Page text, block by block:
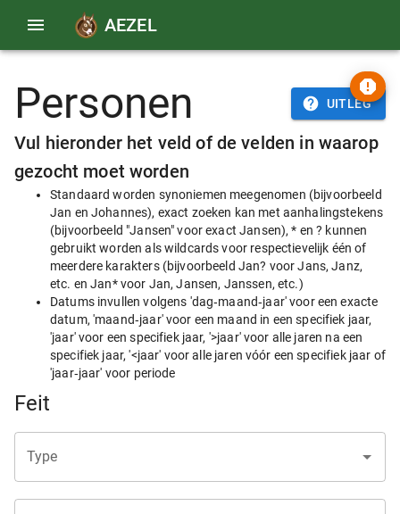
AEZEL
Personen UITLEG
Vul hieronder het veld of de velden in waarop
gezocht moet worden
Standaard worden synoniemen meegenomen (bijvoorbeeld
Jan en Johannes), exact zoeken kan met aanhalingstekens
(bijvoorbeeld "Jansen" voor exact Jansen), * en ? kunnen
gebruikt worden als wildcards voor respectievelijk één of
meerdere karakters (bijvoorbeeld Jan? voor Jans, Janz,
etc. en Jan* voor Jan, Jansen, Janssen, etc.)
Datums invullen volgens 'dag‑maand‑jaar' voor een exacte
datum, 'maand‑jaar' voor een maand in een specifiek jaar,
'jaar' voor een specifiek jaar, '>jaar' voor alle jaren na een
specifiek jaar, '<jaar' voor alle jaren vóór een specifiek jaar of
'jaar‑jaar' voor periode
Feit
Type